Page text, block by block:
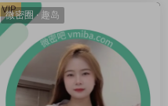
微密圈·趣岛
VIP